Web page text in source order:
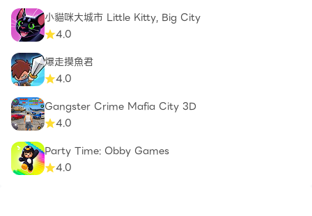
小貓咪大城市 Little Kitty, Big City
4.0
爆走摸魚君
4.0
Gangster Crime Mafia City 3D
4.0
Party Time: Obby Games
4.0